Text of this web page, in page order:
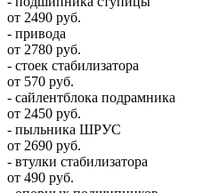
от 2490 руб.
- привода
от 2780 руб.
- стоек стабилизатора
от 570 руб.
- сайлентблока подрамника
от 2450 руб.
- пыльника ШРУС
от 2690 руб.
- втулки стабилизатора
от 490 руб.